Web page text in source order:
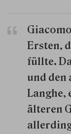
Ersten,
füllte.
und den
Langhe,
älteren